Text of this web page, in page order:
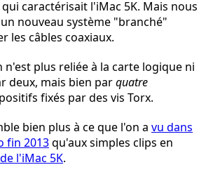
caractérisait l'iMac 5K. Mais nous
nouveau système "branché"
les câbles coaxiaux.
n'est plus reliée à la carte logique ni
deux, mais bien parquatre
fixés par des vis Torx.
bien plus à ce que l'on a vu dans
fin 2013qu'aux simples clips en
de l'iMac 5K.